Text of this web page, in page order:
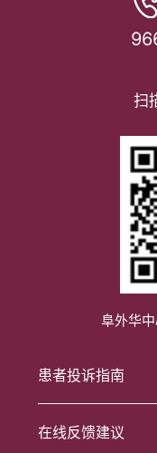
扫
阜外华
患者投诉指南
在线反馈建议